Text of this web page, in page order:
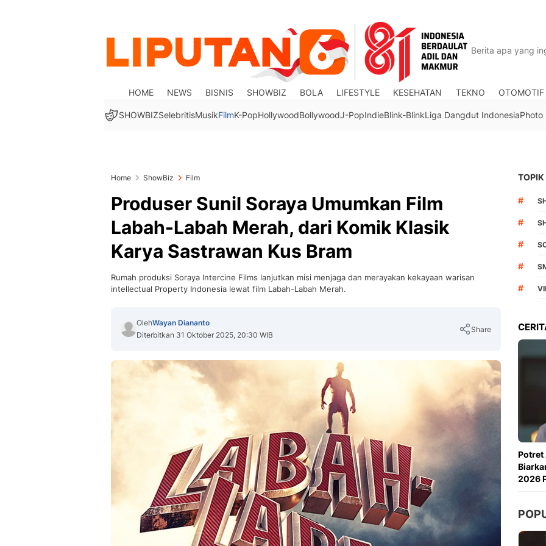
HOME NEWS BISNIS SHOWBIZ BOLA LIFESTYLE KESEHATAN TEKNO OTOMOTIF
SHOWBIZSelebritisMusikFilmK-PopHollywoodBollywoodJ-PopIndieBlink-BlinkLiga Dangdut IndonesiaPhoto
Home ShowBiz Film
Produser Sunil Soraya Umumkan Film
Labah-Labah Merah, dari Komik Klasik
Karya Sastrawan Kus Bram
Rumah produksi Soraya Intercine Films lanjutkan misi menjaga dan merayakan kekayaan warisan
intellectual Property Indonesia lewat film Labah-Labah Merah.
OlehWayan Diananto
Diterbitkan 31 Oktober 2025, 20:30 WIB
Share
Copy Link
TOPIK
#
#
#
#
#
Potret
2026